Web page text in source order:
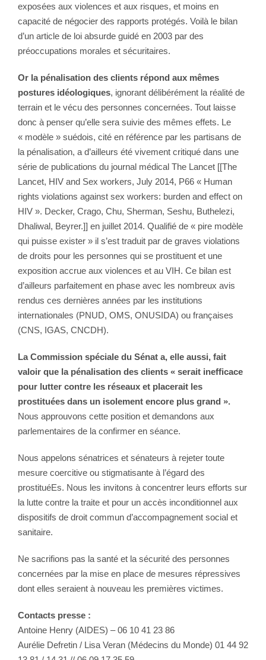
exposées aux violences et aux risques, et moins en
capacité de négocier des rapports protégés. Voilà le bilan
d’un article de loi absurde guidé en 2003 par des
préoccupations morales et sécuritaires.
Or la pénalisation des clients répond aux mêmes
postures idéologiques, ignorant délibérément la réalité de
terrain et le vécu des personnes concernées. Tout laisse
donc à penser qu’elle sera suivie des mêmes effets. Le
« modèle » suédois, cité en référence par les partisans de
la pénalisation, a d’ailleurs été vivement critiqué dans une
série de publications du journal médical The Lancet [[The
Lancet, HIV and Sex workers, July 2014, P66 « Human
rights violations against sex workers: burden and effect on
HIV ». Decker, Crago, Chu, Sherman, Seshu, Buthelezi,
Dhaliwal, Beyrer.]] en juillet 2014. Qualifié de « pire modèle
qui puisse exister » il s’est traduit par de graves violations
de droits pour les personnes qui se prostituent et une
exposition accrue aux violences et au VIH. Ce bilan est
d’ailleurs parfaitement en phase avec les nombreux avis
rendus ces dernières années par les institutions
internationales (PNUD, OMS, ONUSIDA) ou françaises
(CNS, IGAS, CNCDH).
La Commission spéciale du Sénat a, elle aussi, fait
valoir que la pénalisation des clients « serait inefficace
pour lutter contre les réseaux et placerait les
prostituées dans un isolement encore plus grand ».
Nous approuvons cette position et demandons aux
parlementaires de la confirmer en séance.
Nous appelons sénatrices et sénateurs à rejeter toute
mesure coercitive ou stigmatisante à l’égard des
prostituéEs. Nous les invitons à concentrer leurs efforts sur
la lutte contre la traite et pour un accès inconditionnel aux
dispositifs de droit commun d’accompagnement social et
sanitaire.
Ne sacrifions pas la santé et la sécurité des personnes
concernées par la mise en place de mesures répressives
dont elles seraient à nouveau les premières victimes.
Contacts presse :
Antoine Henry (AIDES) – 06 10 41 23 86
Aurélie Defretin / Lisa Veran (Médecins du Monde) 01 44 92